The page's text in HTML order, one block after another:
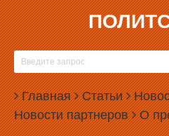
Главная Статьи
Новости партнеров О
17.02.2017, 13:39
ПАТРИАРХ ОБЪЯВИЛ
ИСААКИЕВСКОГО
ПРИМИРЕНИЯ»
Патриарх Кирилл заявил, что
пользование РПЦ является